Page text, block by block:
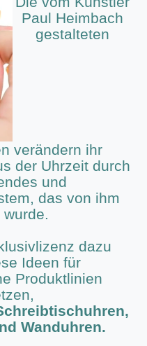
Paul Heimbach
gestalteten
verändern ihr
der Uhrzeit durch
und
das von ihm
dazu
Ideen für
Produktlinien
Wanduhren.